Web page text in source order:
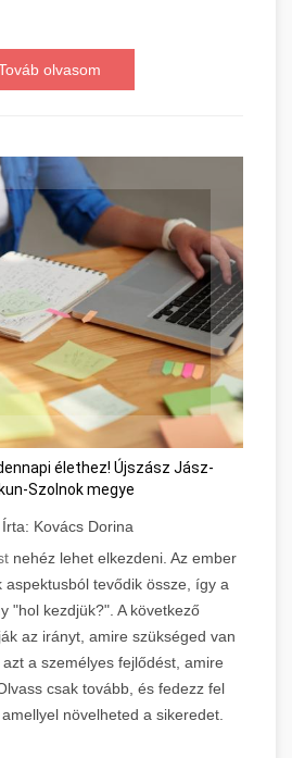
olvasom
élethez! Újszász Jász-
Szolnok megye
Írta: Kovács Dorina
nehéz lehet elkezdeni. Az ember
aspektusból tevődik össze, így a
"hol kezdjük?". A következő
az irányt, amire szükséged van
a személyes fejlődést, amire
csak tovább, és fedezz fel
növelheted a sikeredet.